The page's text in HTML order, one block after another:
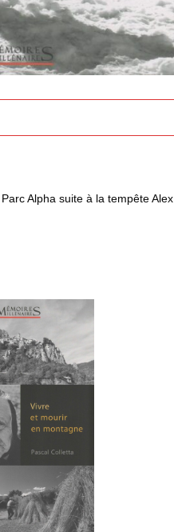
Alpha suite à la tempête Alex